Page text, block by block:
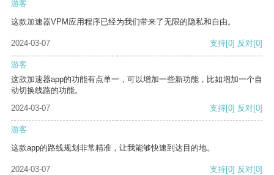
游客
这款加速器VPM应用程序已经为我们带来了无限的隐私和自由。
2024-03-07 支持[0] 反对[0]
游客
这款加速器app的功能有点单一，可以增加一些新功能，比如增加一个自
动切换线路的功能。
2024-03-07
支持[0] 反对[0]
游客
这款app的路线规划非常精准，让我能够快速到达目的地。
2024-03-07 支持[0] 反对[0]